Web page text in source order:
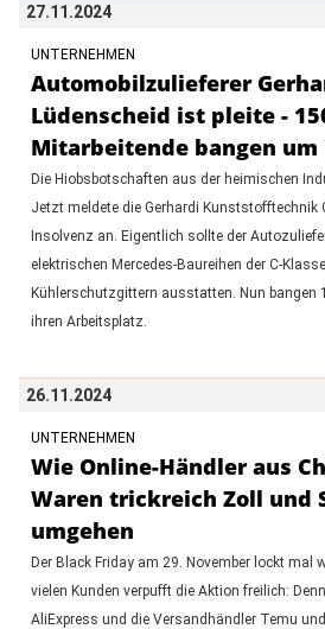
27.11.2024
UNTERNEHMEN
Automobilzulieferer
Lüdenscheid ist pleite -
Mitarbeitende bangen um
Die Hiobsbotschaften aus der heimischen
Jetzt meldete die Gerhardi Kunststofftechnik
Insolvenz an. Eigentlich sollte der
elektrischen Mercedes-Baureihen der C-
Kühlerschutzgittern ausstatten. Nun bangen
ihren Arbeitsplatz.
26.11.2024
UNTERNEHMEN
Wie Online-Händler aus
Waren trickreich Zoll und
umgehen
Der Black Friday am 29. November lockt mal
vielen Kunden verpufft die Aktion freilich:
AliExpress und die Versandhändler Temu